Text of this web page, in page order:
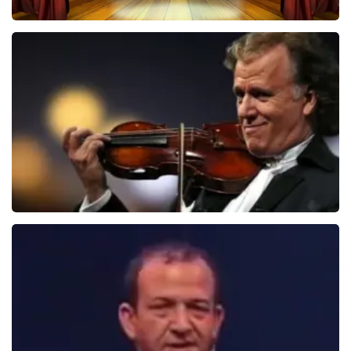
BEKIJKEN
5618+reviews